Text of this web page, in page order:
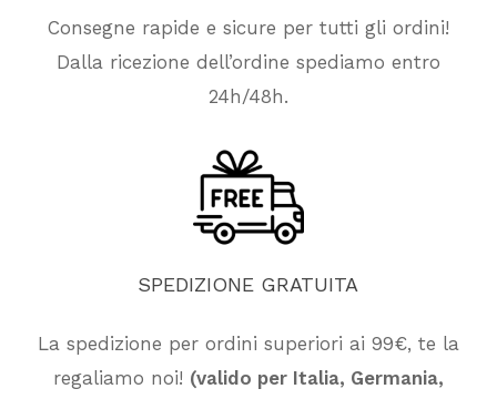
Nessun prodotto nel carrello.
Consegne rapide e sicure per tutti gli ordini!
Dalla ricezione dell’ordine spediamo entro
24h/48h.
SPEDIZIONE GRATUITA
La spedizione per ordini superiori ai 99€, te la
regaliamo noi! (valido per Italia, Germania,